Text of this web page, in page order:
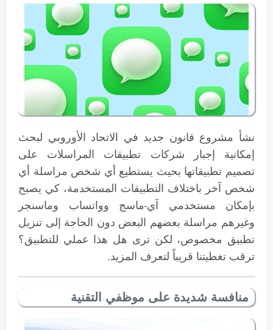
نشأ مشروع قانون جديد في الاتحاد الأوروبي لبحث
إمكانية إجبار شركات تطبيقات المراسلات على
تصميم تطبيقاتها بحيث يستطيع أي شخص مراسلة أي
شخص آخر باختلاف التطبيقات المستخدمة، كي يصبح
بإمكان مستخدمي آي-ماسج وواتساب وماسنجر
وغيرهم مراسلة بعضهم البعض دون الحاجة إلى تنزيل
تطبيق مخصوص، لكن ترى هل هذا عملي للتطبيق؟
ترقب تغطيتنا قريباً لتعرف المزيد.
منافسة شديدة على موظفي التقنية